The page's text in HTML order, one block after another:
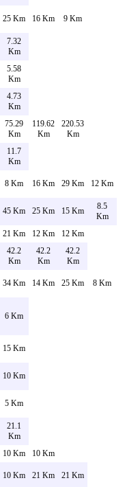
25 Km 16 Km 9 Km
7.32
Km
5.58
Km
4.73
Km
75.29
Km
119.62
Km
220.53
Km
11.7
Km
8 Km 16 Km 29 Km 12 Km
45 Km 25 Km 15 Km
8.5
Km
21 Km 12 Km 12 Km
42.2
Km
42.2
Km
42.2
Km
34 Km 14 Km 25 Km 8 Km
6 Km
15 Km
10 Km
5 Km
21.1
Km
10 Km 10 Km
10 Km 21 Km 21 Km